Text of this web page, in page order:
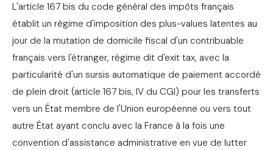
L'article 167 bis du code général des impôts français
établit un régime d'imposition des plus-values latentes au
jour de la mutation de domicile fiscal d'un contribuable
français vers l'étranger, régime dit d'exit tax, avec la
particularité d'un sursis automatique de paiement accordé
de plein droit (article 167 bis, IV du CGI) pour les transferts
vers un État membre de l'Union européenne ou vers tout
autre État ayant conclu avec la France à la fois une
convention d'assistance administrative en vue de lutter